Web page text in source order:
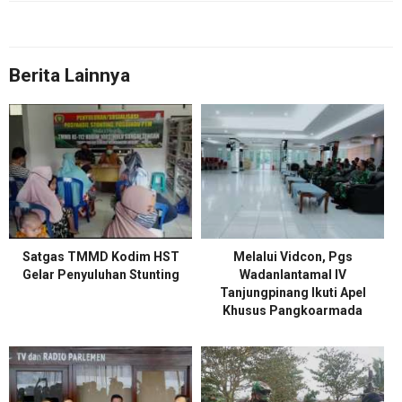
Berita Lainnya
Satgas TMMD Kodim HST
Gelar Penyuluhan Stunting
Melalui Vidcon, Pgs
Wadanlantamal IV
Tanjungpinang Ikuti Apel
Khusus Pangkoarmada